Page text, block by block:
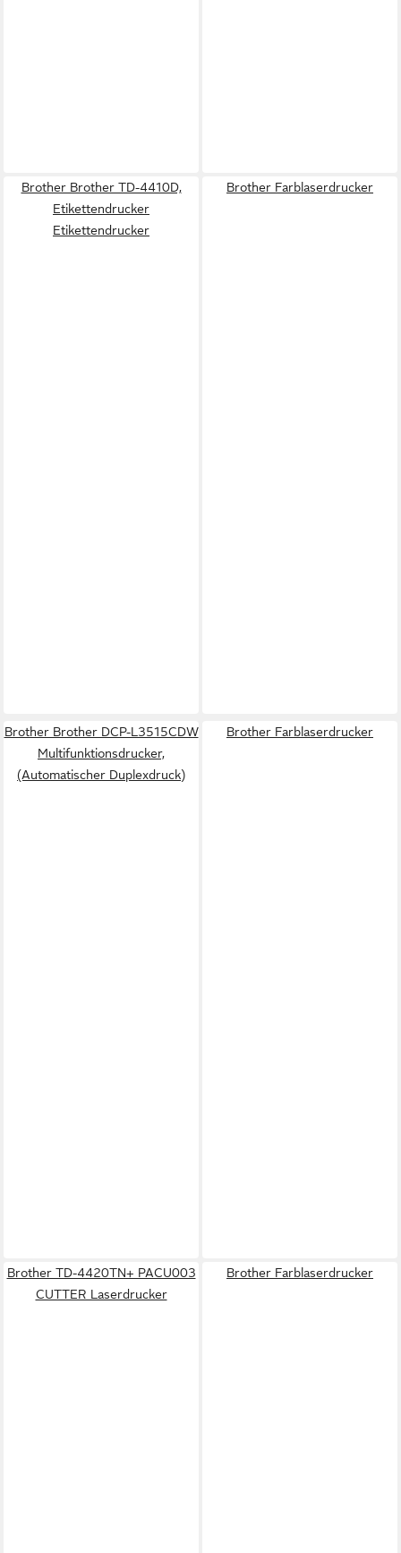
Brother Brother TD-4410D,
Etikettendrucker
Etikettendrucker
Brother Farblaserdrucker
Brother Brother DCP-L3515CDW
Multifunktionsdrucker,
(Automatischer Duplexdruck)
Brother Farblaserdrucker
Brother TD-4420TN+ PACU003
CUTTER Laserdrucker
Brother Farblaserdrucker